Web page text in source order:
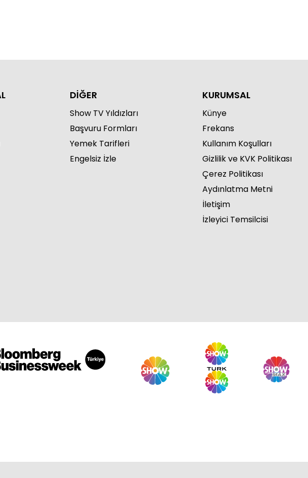
DİĞER
Show TV Yıldızları
Başvuru Formları
Yemek Tarifleri
Engelsiz İzle
KURUMSAL
Künye
Frekans
Kullanım Koşulları
Gizlilik ve KVK Politikası
Çerez Politikası
Aydınlatma Metni
İletişim
İzleyici Temsilcisi